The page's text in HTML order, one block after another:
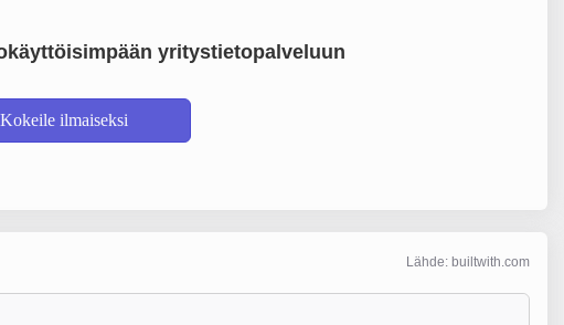
yritystietopalveluun
Kokeile ilmaiseksi
Lähde: builtwith.com